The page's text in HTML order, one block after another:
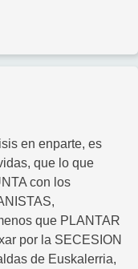
en enparte, es
que lo que
con los
que PLANTAR
por la SECESION
de Euskalerria,